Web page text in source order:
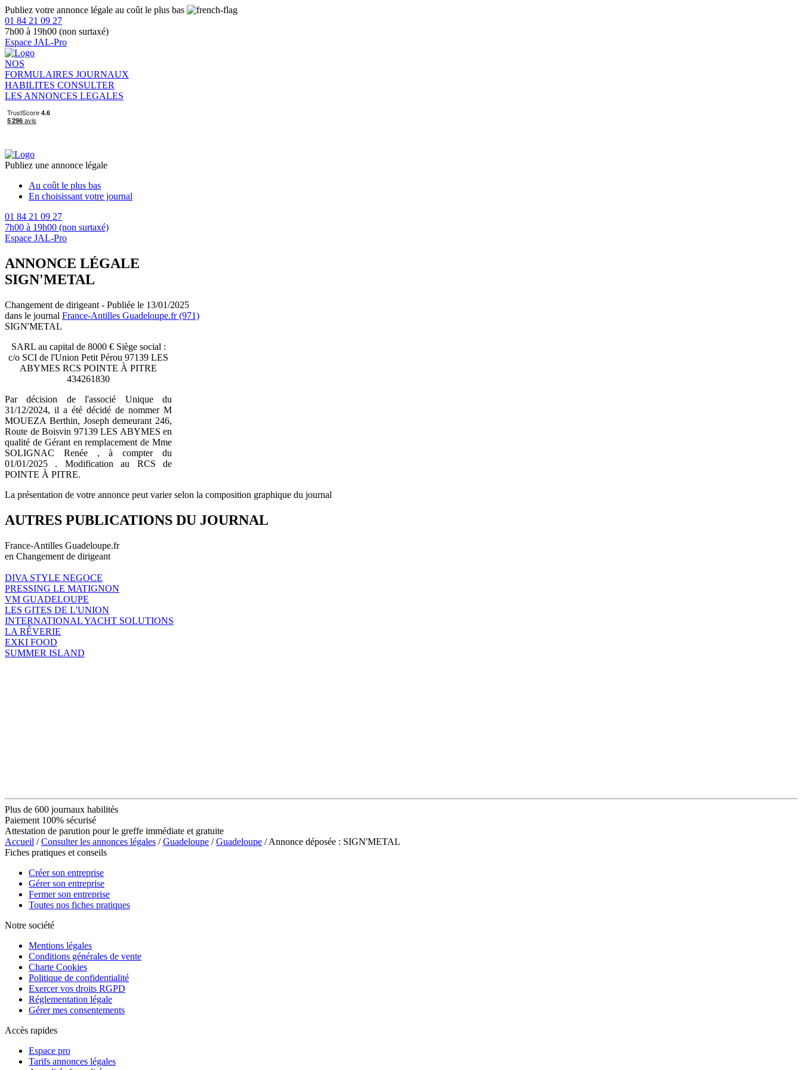
Publiez votre annonce légale au coût le plus bas
01 84 21 09 27
7h00 à 19h00 (non surtaxé)
Espace JAL-Pro
NOS
FORMULAIRES JOURNAUX
HABILITES CONSULTER
LES ANNONCES LEGALES
Publiez une annonce légale
Au coût le plus bas
En choisissant votre journal
01 84 21 09 27
7h00 à 19h00 (non surtaxé)
Espace JAL-Pro
ANNONCE LÉGALE
SIGN'METAL
Changement de dirigeant - Publiée le 13/01/2025
dans le journal France-Antilles Guadeloupe.fr (971)
SIGN'METAL
SARL au capital de 8000 € Siège social :
c/o SCI de l'Union Petit Pérou 97139 LES
ABYMES RCS POINTE À PITRE
434261830
Par décision de l'associé Unique du
31/12/2024, il a été décidé de nommer M
MOUEZA Berthin, Joseph demeurant 246,
Route de Boisvin 97139 LES ABYMES en
qualité de Gérant en remplacement de Mme
SOLIGNAC Renée , à compter du
01/01/2025 . Modification au RCS de
POINTE À PITRE.
La présentation de votre annonce peut varier selon la composition graphique du journal
AUTRES PUBLICATIONS DU JOURNAL
France-Antilles Guadeloupe.fr
en Changement de dirigeant
DIVA STYLE NEGOCE
PRESSING LE MATIGNON
VM GUADELOUPE
LES GITES DE L'UNION
INTERNATIONAL YACHT SOLUTIONS
LA RÊVERIE
EXKI FOOD
SUMMER ISLAND
Plus de 600 journaux habilités
Paiement 100% sécurisé
Attestation de parution pour le greffe immédiate et gratuite
Accueil /Consulter les annonces légales /Guadeloupe /Guadeloupe / Annonce déposée : SIGN'METAL
Fiches pratiques et conseils
Créer son entreprise
Gérer son entreprise
Fermer son entreprise
Toutes nos fiches pratiques
Notre société
Mentions légales
Conditions générales de vente
Charte Cookies
Politique de confidentialité
Exercer vos droits RGPD
Réglementation légale
Gérer mes consentements
Accès rapides
Espace pro
Tarifs annonces légales